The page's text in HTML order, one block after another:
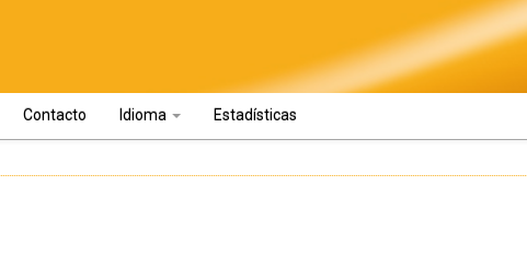
Contacto Idioma Estadísticas